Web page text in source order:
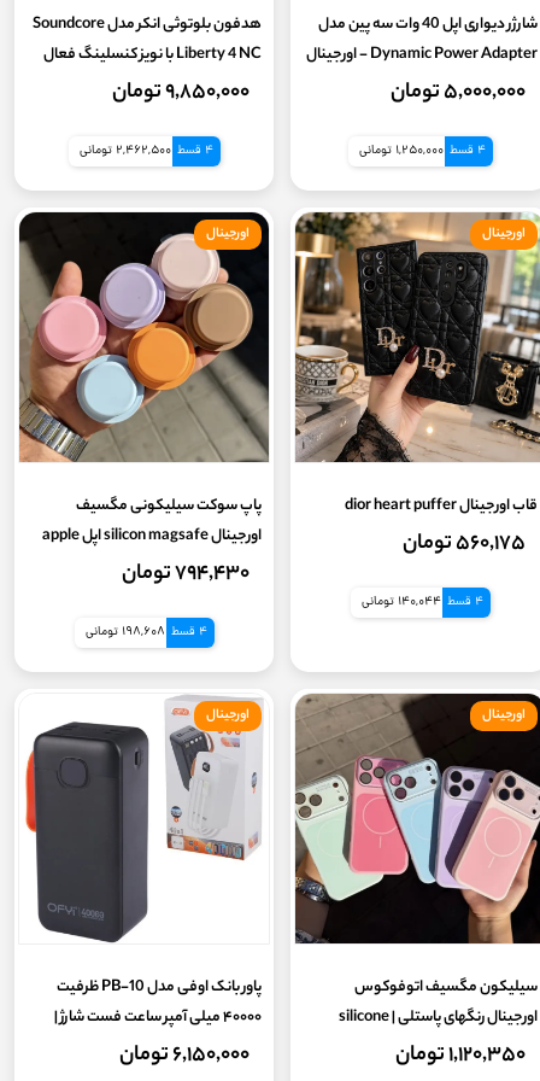
شارژر دیواری اپل 40 وات سه پین مدل
Dynamic Power Adapter - اورجینال
۵,۰۰۰,۰۰۰ تومان
4 قسط 1,250,000 تومانی
هدفون بلوتوثی انکر مدل Soundcore
Liberty 4 NC با نویز کنسلینگ فعال
۹,۸۵۰,۰۰۰ تومان
4 قسط 2,462,500 تومانی
قاب اورجینال dior heart puffer
۵۶۰,۱۷۵ تومان
4 قسط 140,044 تومانی
اورجینال
پاپ سوکت سیلیکونی مگسیف
اورجینال silicon magsafe اپل apple
۷۹۴,۴۳۰ تومان
4 قسط 198,608 تومانی
اورجینال
سیلیکون مگسیف اتوفوکوس
اورجینال رنگهای پاستلی | silicone
magsafe autofocus
۱,۱۲۰,۳۵۰ تومان
اورجینال
پاور بانک اوفی مدل PB-10 ظرفیت
۴۰۰۰۰ میلی آمپر ساعت فست شارژ |
Powerbank OFYI
۶,۱۵۰,۰۰۰ تومان
اورجینال